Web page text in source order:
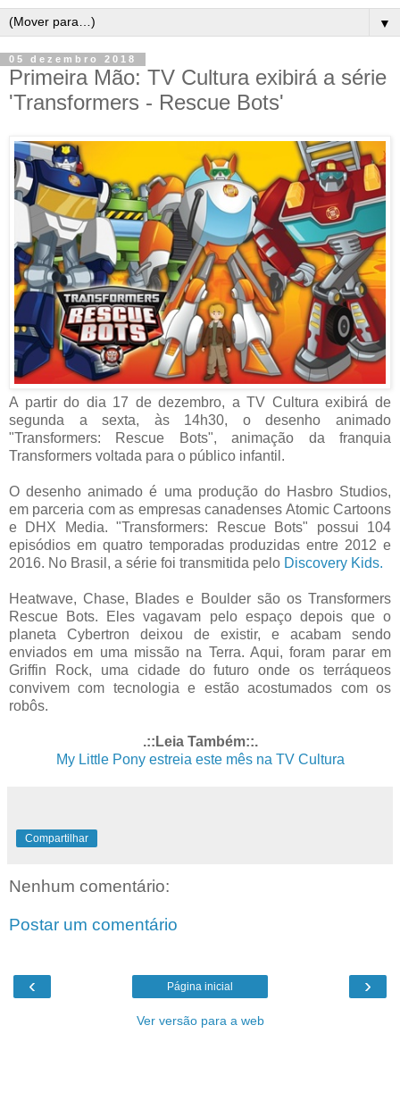
▼
05 dezembro 2018
Primeira Mão: TV Cultura exibirá a série
'Transformers - Rescue Bots'
A partir do dia 17 de dezembro, a TV Cultura exibirá de
segunda a sexta, às 14h30, o desenho animado
"Transformers: Rescue Bots", animação da franquia
Transformers voltada para o público infantil.
O desenho animado é uma produção do Hasbro Studios,
em parceria com as empresas canadenses Atomic Cartoons
e DHX Media. "Transformers: Rescue Bots" possui 104
episódios em quatro temporadas produzidas entre 2012 e
2016. No Brasil, a série foi transmitida pelo Discovery Kids.
Heatwave, Chase, Blades e Boulder são os Transformers
Rescue Bots. Eles vagavam pelo espaço depois que o
planeta Cybertron deixou de existir, e acabam sendo
enviados em uma missão na Terra. Aqui, foram parar em
Griffin Rock, uma cidade do futuro onde os terráqueos
convivem com tecnologia e estão acostumados com os
robôs.
.::Leia Também::.
My Little Pony estreia este mês na TV Cultura
Compartilhar
Nenhum comentário:
Postar um comentário
‹ ›
Página inicial
Ver versão para a web